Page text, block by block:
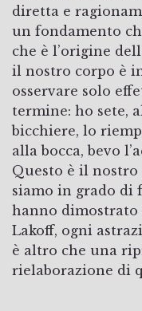
diretta e
un fondamento
che è l’origine
il nostro corpo è
osservare solo
termine: ho sete,
bicchiere, lo
alla bocca, bevo
Questo è il
siamo in grado di
hanno
Lakoff, ogni
è altro che una
rielaborazione di